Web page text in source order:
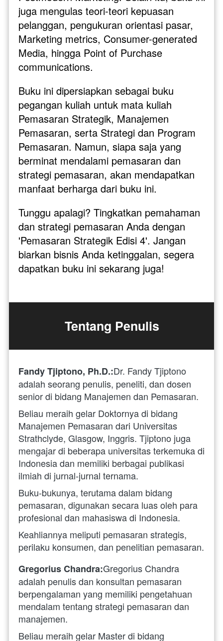
juga mengulas teori-teori kepuasan
pelanggan, pengukuran orientasi pasar,
Marketing metrics, Consumer-generated
Media, hingga Point of Purchase
communications.
Buku ini dipersiapkan sebagai buku
pegangan kuliah untuk mata kuliah
Pemasaran Strategik, Manajemen
Pemasaran, serta Strategi dan Program
Pemasaran. Namun, siapa saja yang
berminat mendalami pemasaran dan
strategi pemasaran, akan mendapatkan
manfaat berharga dari buku ini.
Tunggu apalagi? Tingkatkan pemahaman
dan strategi pemasaran Anda dengan
'Pemasaran Strategik Edisi 4'. Jangan
biarkan bisnis Anda ketinggalan, segera
dapatkan buku ini sekarang juga!
Tentang Penulis
Fandy Tjiptono, Ph.D.:Dr. Fandy Tjiptono
adalah seorang penulis, peneliti, dan dosen
senior di bidang Manajemen dan Pemasaran.
Beliau meraih gelar Doktornya di bidang
Manajemen Pemasaran dari Universitas
Strathclyde, Glasgow, Inggris. Tjiptono juga
mengajar di beberapa universitas terkemuka di
Indonesia dan memiliki berbagai publikasi
ilmiah di jurnal-jurnal ternama.
Buku-bukunya, terutama dalam bidang
pemasaran, digunakan secara luas oleh para
profesional dan mahasiswa di Indonesia.
Keahliannya meliputi pemasaran strategis,
perilaku konsumen, dan penelitian pemasaran.
Gregorius Chandra:Gregorius Chandra
adalah penulis dan konsultan pemasaran
berpengalaman yang memiliki pengetahuan
mendalam tentang strategi pemasaran dan
manajemen.
Beliau meraih gelar Master di bidang